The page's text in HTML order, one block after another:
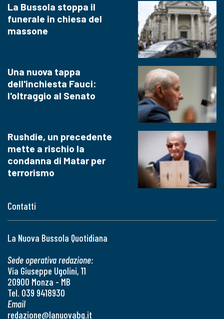
Contatti
La Nuova Bussola Quotidiana
Sede operativa redazione:
Via Giuseppe Ugolini, 11
20900 Monza - MB
Tel. 039 9418930
Email
redazione@lanuovabq.it
La Bussola stoppa il
funerale in chiesa del
massone
Una nuova tappa
dell'inchiesta Fauci:
l'oltraggio al Senato
Rushdie, un precedente
mette a rischio la
condanna di Matar per
terrorismo